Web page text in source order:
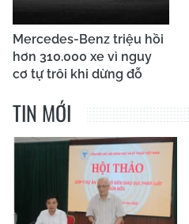
Mercedes-Benz triệu hồi
hơn 310.000 xe vì nguy
cơ tự trôi khi dừng đỗ
TIN MỚI